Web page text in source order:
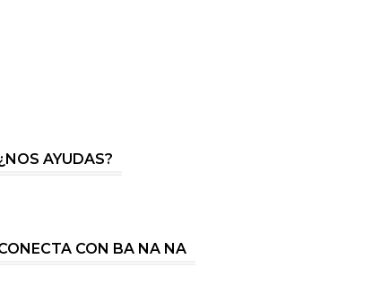
AYUDAS?
CON BA NA NA